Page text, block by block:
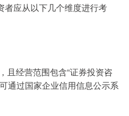
者应从以下几个维度进行考
且经营范围包含“证券投资咨
通过国家企业信用信息公示系